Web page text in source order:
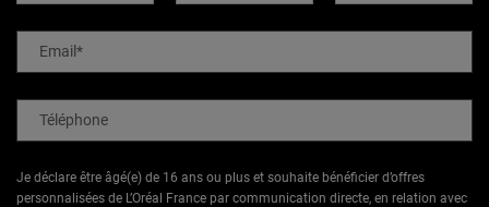
Email*
Téléphone
Je déclare être âgé(e) de 16 ans ou plus et souhaite bénéficier d’offres
personnalisées de L’Oréal France par communication directe, en relation avec